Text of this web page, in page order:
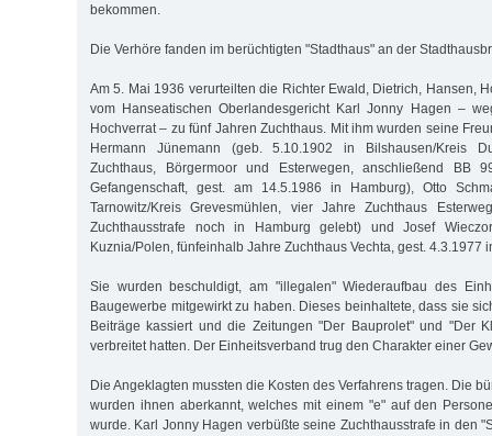
bekommen.
Die Verhöre fanden im berüchtigten "Stadthaus" an der
Am 5. Mai 1936 verurteilten die Richter Ewald, Dietrich, Hansen,
vom Hanseatischen Oberlandesgericht Karl Jonny Hagen –
Hochverrat – zu fünf Jahren Zuchthaus. Mit ihm wurden seine
Hermann Jünemann (geb. 5.10.1902 in Bilshausen/Kreis
Zuchthaus, Börgermoor und Esterwegen, anschließend BB
Gefangenschaft, gest. am 14.5.1986 in Hamburg), Otto
Tarnowitz/Kreis Grevesmühlen, vier Jahre Zuchthaus
Zuchthausstrafe noch in Hamburg gelebt) und Josef
Kuznia/Polen, fünfeinhalb Jahre Zuchthaus Vechta, gest. 4.3.1977
Sie wurden beschuldigt, am "illegalen" Wiederaufbau des
Baugewerbe mitgewirkt zu haben. Dieses beinhaltete, dass sie
Beiträge kassiert und die Zeitungen "Der Bauprolet" und "Der
verbreitet hatten. Der Einheitsverband trug den Charakter einer
Die Angeklagten mussten die Kosten des Verfahrens tragen. Die
wurden ihnen aberkannt, welches mit einem "e" auf den
wurde. Karl Jonny Hagen verbüßte seine Zuchthausstrafe in den